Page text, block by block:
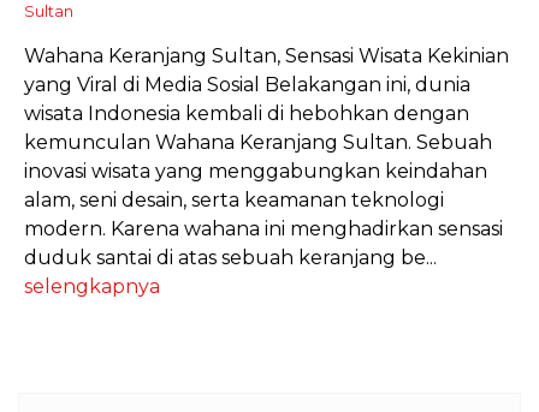
Sultan
Wahana Keranjang Sultan, Sensasi Wisata Kekinian
yang Viral di Media Sosial Belakangan ini, dunia
wisata Indonesia kembali di hebohkan dengan
kemunculan Wahana Keranjang Sultan. Sebuah
inovasi wisata yang menggabungkan keindahan
alam, seni desain, serta keamanan teknologi
modern. Karena wahana ini menghadirkan sensasi
duduk santai di atas sebuah keranjang be...
selengkapnya